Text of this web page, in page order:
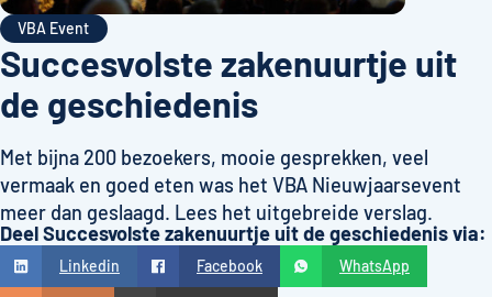
VBA Event
Succesvolste zakenuurtje uit
de geschiedenis
Met bijna 200 bezoekers, mooie gesprekken, veel
vermaak en goed eten was het VBA Nieuwjaarsevent
meer dan geslaagd. Lees het uitgebreide verslag.
Deel Succesvolste zakenuurtje uit de geschiedenis via:
Linkedin Facebook WhatsApp